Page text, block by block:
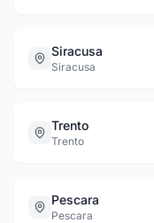
Siracusa
Siracusa
Trento
Trento
Pescara
Pescara